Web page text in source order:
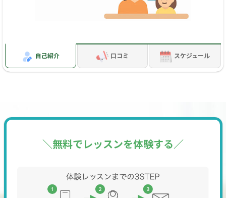
→定期テストで点数をあげるためには、適切な問題をしっか
り理解して解けるようになることが大切です！数学は、特に
確実に点数UPを目指しましょう。
③学習習慣の確立
・家で自分から勉強してほしい
→勉強の中で、最も大切で難しいことは、勉強習慣の確立で
たくさんの可能性に満ちた未来を見ることができます。2人3
自己紹介 口コミ スケジュール
＼無料でレッスンを体験する／